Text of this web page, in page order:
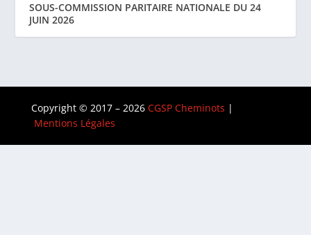
SOUS-COMMISSION PARITAIRE NATIONALE DU 24
JUIN 2026
Copyright © 2017 – 2026 CGSP Cheminots |
Mentions Légales